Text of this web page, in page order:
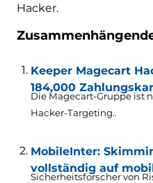
Hacker.
Keeper Magecart
184,000
Die Magecart-Gruppe ist
Hacker-Targeting..
MobileInter:
vollständig auf
Sicherheitsforscher von